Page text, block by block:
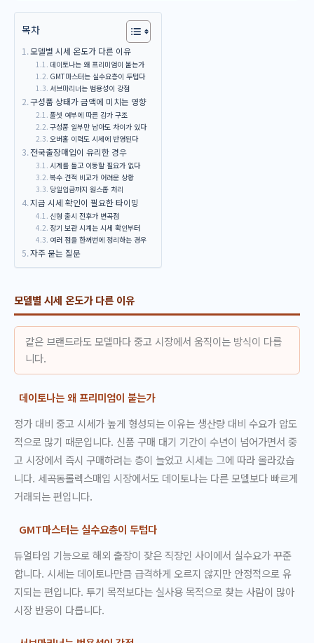
목차
모델별 시세 온도가 다른 이유
데이토나는 왜 프리미엄이 붙는가
GMT마스터는 실수요층이 두텁다
서브마리너는 범용성이 강점
구성품 상태가 금액에 미치는 영향
풀셋 여부에 따른 감가 구조
구성품 일부만 남아도 차이가 있다
오버홀 이력도 시세에 반영된다
전국출장매입이 유리한 경우
시계를 들고 이동할 필요가 없다
복수 견적 비교가 어려운 상황
당일입금까지 원스톱 처리
지금 시세 확인이 필요한 타이밍
신형 출시 전후가 변곡점
장기 보관 시계는 시세 확인부터
여러 점을 한꺼번에 정리하는 경우
자주 묻는 질문
모델별 시세 온도가 다른 이유
같은 브랜드라도 모델마다 중고 시장에서 움직이는 방식이 다릅
니다.
데이토나는 왜 프리미엄이 붙는가
정가 대비 중고 시세가 높게 형성되는 이유는 생산량 대비 수요가 압도
적으로 많기 때문입니다. 신품 구매 대기 기간이 수년이 넘어가면서 중
고 시장에서 즉시 구매하려는 층이 늘었고 시세는 그에 따라 올라갔습
니다. 세곡동롤렉스매입 시장에서도 데이토나는 다른 모델보다 빠르게
거래되는 편입니다.
GMT마스터는 실수요층이 두텁다
듀얼타임 기능으로 해외 출장이 잦은 직장인 사이에서 실수요가 꾸준
합니다. 시세는 데이토나만큼 급격하게 오르지 않지만 안정적으로 유
지되는 편입니다. 투기 목적보다는 실사용 목적으로 찾는 사람이 많아
시장 반응이 다릅니다.